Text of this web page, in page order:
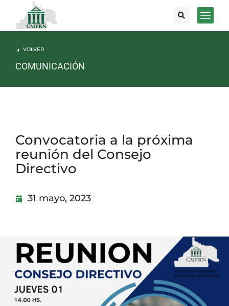
VOLVER
COMUNICACIÓN
Convocatoria a la próxima
reunión del Consejo
Directivo
31 mayo, 2023